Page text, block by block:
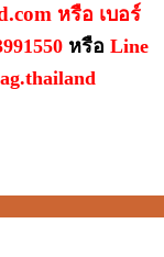
หรือ เบอร์
หรือ Line